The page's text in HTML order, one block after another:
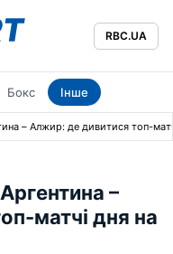
RBC.UA
Бокс Інше
– Алжир: де дивитися топ-
–
матчі дня на